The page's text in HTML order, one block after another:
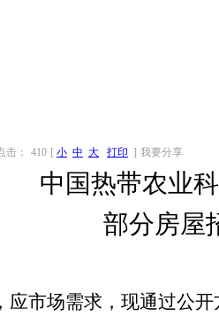
： 410 [ 小 中 大 打印 ] 我要分享
中国热带农业
部分房屋
市场需求，现通过公